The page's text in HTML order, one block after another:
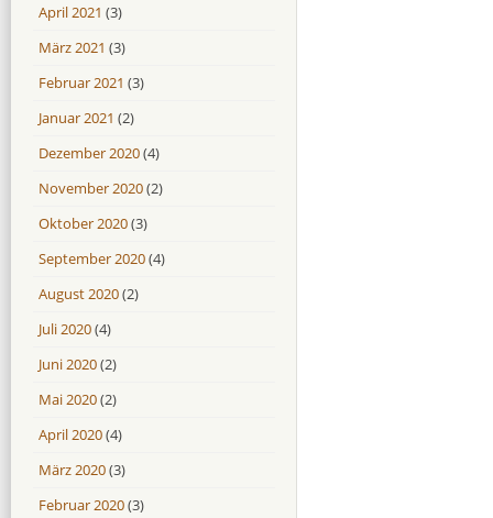
April 2021 (3)
März 2021 (3)
Februar 2021 (3)
Januar 2021 (2)
Dezember 2020(4)
November 2020(2)
Oktober 2020(3)
September 2020(4)
August 2020(2)
Juli 2020(4)
Juni 2020(2)
Mai 2020(2)
April 2020(4)
März 2020(3)
Februar 2020(3)